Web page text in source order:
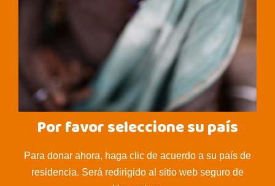
Por favor seleccione su país
Para donar ahora, haga clic de acuerdo a su país de
residencia. Será redirigido al sitio web seguro de